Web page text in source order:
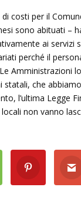
costi per il
sono abituati –
ai servizi
perché il
Amministrazioni
che
l’ultima Legge
non vanno